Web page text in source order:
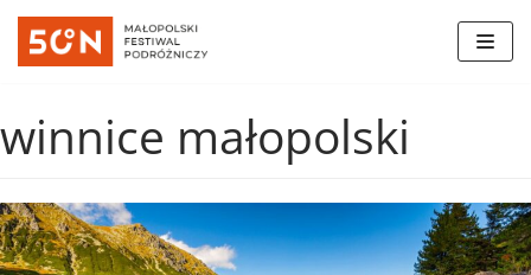
Skocz
treści
winnice małopolski